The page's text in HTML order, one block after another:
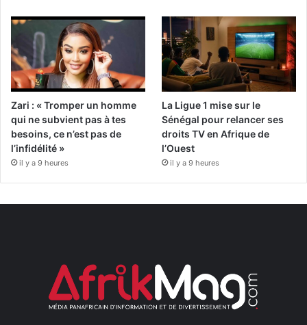
Zari : « Tromper un homme
qui ne subvient pas à tes
besoins, ce n’est pas de
l’infidélité »
il y a 9 heures
La Ligue 1 mise sur le
Sénégal pour relancer ses
droits TV en Afrique de
l’Ouest
il y a 9 heures